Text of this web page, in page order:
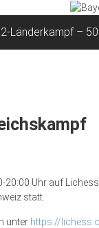
Länderkampf –
20:00 Uhr auf Lichess
statt.
unter https://